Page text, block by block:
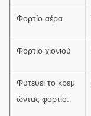
Φορτίο αέρα
Φορτίο χιονιού
Φυτεύει το κρεμ
ώντας φορτίο: